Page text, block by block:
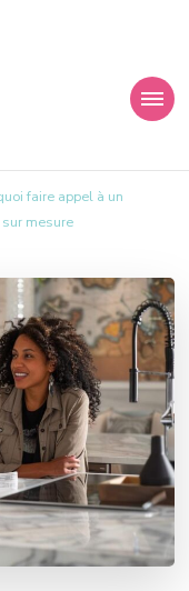
faire appel à un
mesure